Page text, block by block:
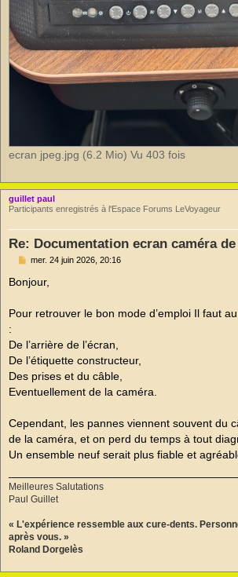
ecran jpeg.jpg (6.2 Mio) Vu 403 fois
guillet paul
Participants enregistrés à l'Espace Forums LeVoyageur
Re: Documentation ecran caméra
M
s
s
g
e
o
n
mer. 24 juin 2026, 20:16
Bonjour,
Pour retrouver le bon mode d’emploi Il faut
:
De l’arrière de l’écran,
De l’étiquette constructeur,
Des prises et du câble,
Eventuellement de la caméra.
Cependant, les pannes viennent souvent du
de la caméra, et on perd du temps à tout
Un ensemble neuf serait plus fiable et
Meilleures Salutations
Paul Guillet
« L'expérience ressemble aux cure-dents.
après vous. »
Roland Dorgelès